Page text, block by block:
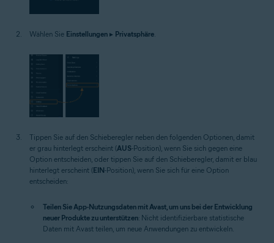
Wählen Sie Einstellungen ▸ Privatsphäre.
Tippen Sie auf den Schieberegler neben den folgenden Optionen, damit
er grau hinterlegt erscheint (AUS-Position), wenn Sie sich gegen eine
Option entscheiden, oder tippen Sie auf den Schieberegler, damit er blau
hinterlegt erscheint (EIN-Position), wenn Sie sich für eine Option
entscheiden:
Teilen Sie App-Nutzungsdaten mit Avast, um uns bei der Entwicklung
neuer Produkte zu unterstützen: Nicht identifizierbare statistische
Daten mit Avast teilen, um neue Anwendungen zu entwickeln.